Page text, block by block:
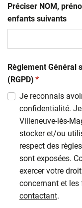
Préciser NOM,
enfants suivants
Règlement Général
(RGPD) (obligatoire)
*
Je reconnais
confidentialité.
Villeneuve-lès-
stocker et/ou
respect des
sont exposées.
exercer votre
concernant et les
contactant.